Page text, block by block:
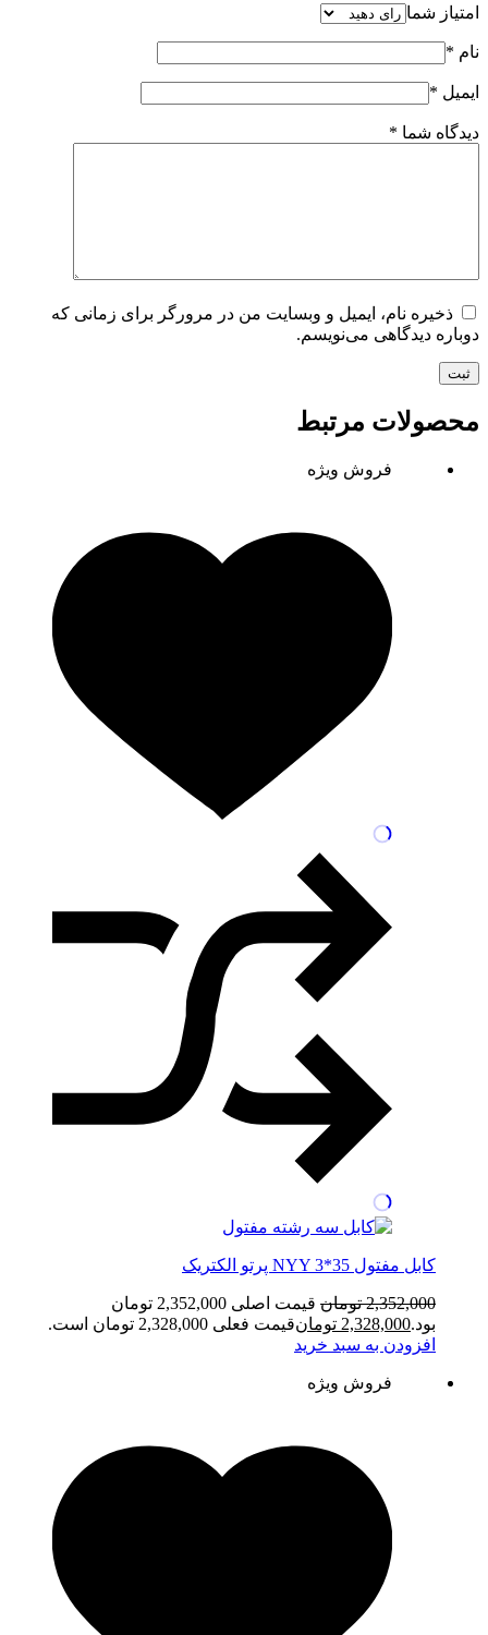
امتیاز شما
نام *
ایمیل *
دیدگاه شما *
ذخیره نام، ایمیل و وبسایت من در مرورگر برای زمانی که
دوباره دیدگاهی می‌نویسم.
ثبت
محصولات مرتبط
فروش ویژه
کابل مفتول NYY 3*35 پرتو الکتریک
2,352,000 تومان
قیمت اصلی 2,352,000 تومان
بود.2,328,000 تومانقیمت فعلی 2,328,000 تومان است.
افزودن به سبد خرید
فروش ویژه